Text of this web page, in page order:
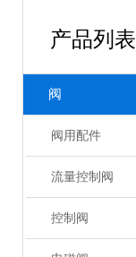
产品列表
阀
阀用配件
流量控制阀
控制阀